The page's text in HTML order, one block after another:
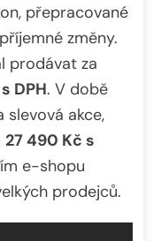
přepracované
změny.
prodávat za
DPH. V době
slevová akce,
27 490 Kč s
e-shopu
prodejců.